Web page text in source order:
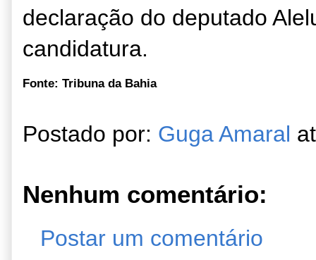
declaração do deputado
candidatura.
Fonte: Tribuna da Bahia
Postado por: Guga Amaral
Nenhum comentário:
Postar um comentário